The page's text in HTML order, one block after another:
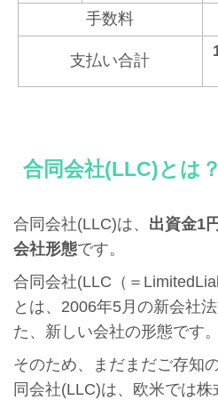
手数料
支払い合計
合同会社(LLC)とは？
合同会社(LLC)は、 出資金1
会社形態です。
合同会社(LLC（＝
とは、2006年5月の新会社
た、新しい会社の形態です。
そのため、まだまだご存知
同会社(LLC)は、欧米では